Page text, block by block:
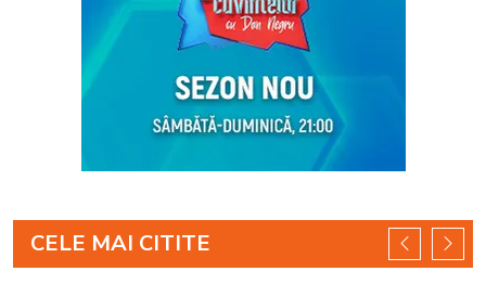
CELE MAI CITITE